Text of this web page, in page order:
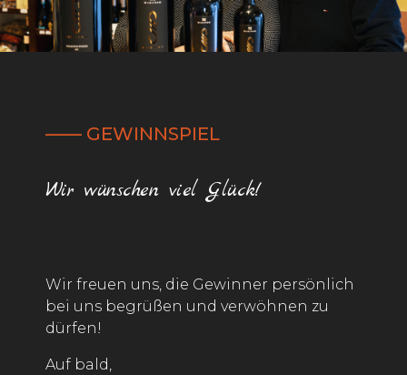
—— GEWINNSPIEL
Wir wünschen viel Glück!
Wir freuen uns, die Gewinner persönlich
bei uns begrüßen und verwöhnen zu
dürfen!
Auf bald,